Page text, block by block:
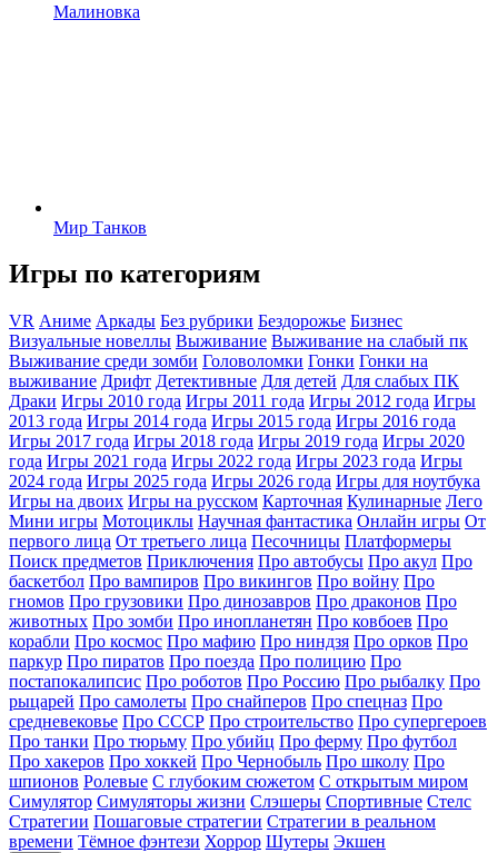
Малиновка
Мир Танков
Игры по категориям
VR Аниме Аркады Без рубрики Бездорожье Бизнес
Визуальные новеллы Выживание Выживание на слабый пк
Выживание среди зомби Головоломки Гонки Гонки на
выживание Дрифт Детективные Для детей Для слабых ПК
Драки Игры 2010 года Игры 2011 года Игры 2012 года Игры
2013 года Игры 2014 года Игры 2015 года Игры 2016 года
Игры 2017 года Игры 2018 года Игры 2019 года Игры 2020
года Игры 2021 года Игры 2022 года Игры 2023 года Игры
2024 года Игры 2025 года Игры 2026 года Игры для ноутбука
Игры на двоих Игры на русском Карточная Кулинарные Лего
Мини игры Мотоциклы Научная фантастика Онлайн игры От
первого лица От третьего лица Песочницы Платформеры
Поиск предметов Приключения Про автобусы Про акул Про
баскетбол Про вампиров Про викингов Про войну Про
гномов Про грузовики Про динозавров Про драконов Про
животных Про зомби Про инопланетян Про ковбоев Про
корабли Про космос Про мафию Про ниндзя Про орков Про
паркур Про пиратов Про поезда Про полицию Про
постапокалипсис Про роботов Про Россию Про рыбалку Про
рыцарей Про самолеты Про снайперов Про спецназ Про
средневековье Про СССР Про строительство Про супергероев
Про танки Про тюрьму Про убийц Про ферму Про футбол
Про хакеров Про хоккей Про Чернобыль Про школу Про
шпионов Ролевые С глубоким сюжетом С открытым миром
Симулятор Симуляторы жизни Слэшеры Спортивные Стелс
Стратегии Пошаговые стратегии Стратегии в реальном
времени Тёмное фэнтези Хоррор Шутеры Экшен